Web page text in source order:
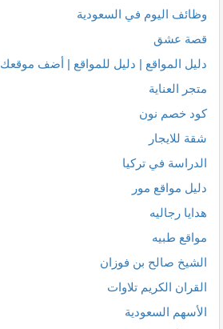
وظائف اليوم في السعودية
قصة عشق
دليل المواقع | دليل للمواقع | أضف موقعك
متجر العناية
كود خصم نون
شقة للايجار
الدراسة في تركيا
دليل مواقع مور
هدايا رجاليه
مواقع طبيه
الشيخ صالح بن فوزان
القران الكريم تلاوات
الأسهم السعودية